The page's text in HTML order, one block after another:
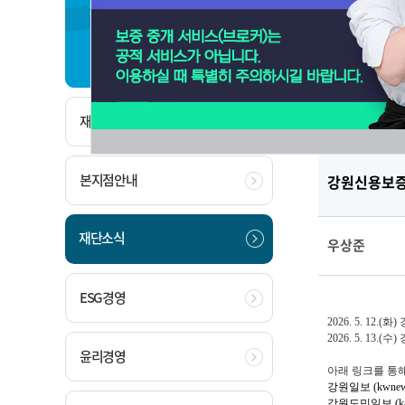
재단소개
재단소개
본지점안내
재단소식
ESG경영
윤리경영
보도
강원신용보
우상준
2026. 5. 12.(화)
2026. 5. 13.(수)
아래 링크를 통
강원일보